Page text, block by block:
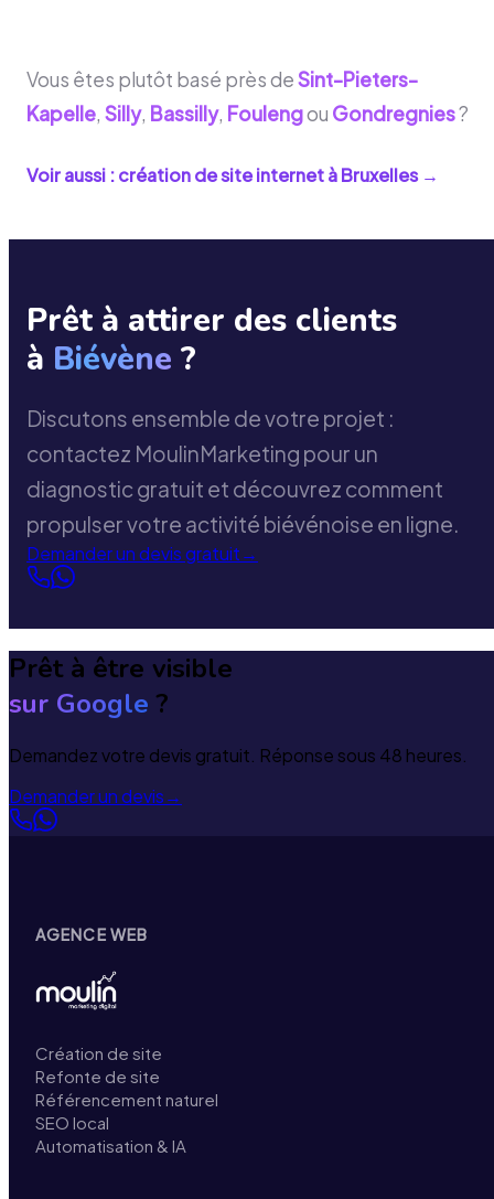
Vous êtes plutôt basé près deSint-Pieters-
Kapelle, Silly, Bassilly, Foulengou Gondregnies?
Voir aussi : création de site internet àBruxelles→
Prêt à attirer des clients
à Biévène ?
Discutons ensemble de votre projet :
contactez MoulinMarketing pour un
diagnostic gratuit et découvrez comment
propulser votre activité biévénoise en ligne.
Demander un devis gratuit→
Prêt à être visible
sur Google ?
Demandez votre devis gratuit. Réponse sous 48 heures.
Demander un devis→
AGENCE WEB
Création de site
Refonte de site
Référencement naturel
SEO local
Automatisation & IA